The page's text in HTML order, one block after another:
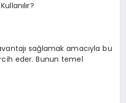
sağlamak amacıyla bu
eder. Bunun temel